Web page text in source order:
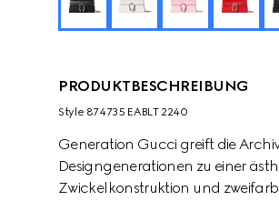
PRODUKTBESCHREIBUNG
Style ‎874735 EABLT 2240
Generation Gucci greift die
Designgenerationen zu einer
Zwickelkonstruktion und